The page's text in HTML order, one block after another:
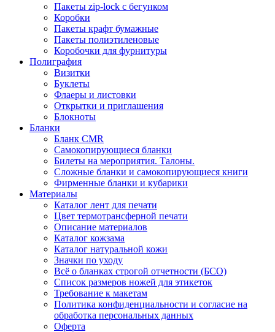
Пакеты zip-lock с бегунком
Коробки
Пакеты крафт бумажные
Пакеты полиэтиленовые
Коробочки для фурнитуры
Полиграфия
Визитки
Буклеты
Флаеры и листовки
Открытки и приглашения
Блокноты
Бланки
Бланк CMR
Самокопирующиеся бланки
Билеты на мероприятия. Талоны.
Сложные бланки и самокопирующиеся книги
Фирменные бланки и кубарики
Материалы
Каталог лент для печати
Цвет термотрансферной печати
Описание материалов
Каталог кожзама
Каталог натуральной кожи
Значки по уходу
Всё о бланках строгой отчетности (БСО)
Список размеров ножей для этикеток
Требование к макетам
Политика конфиденциальности и согласие на
обработка персональных данных
Оферта